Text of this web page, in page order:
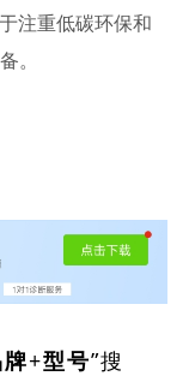
注重低碳环保和
。
+型号”搜